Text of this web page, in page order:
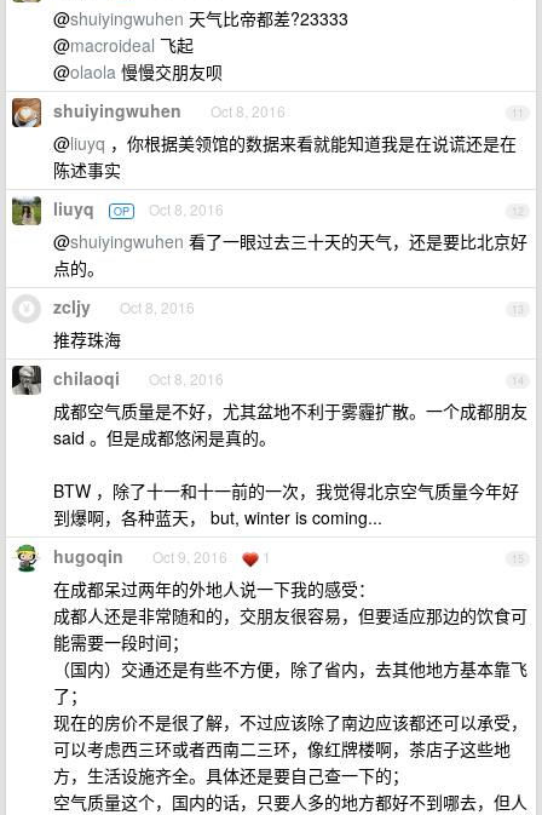
@shuiyingwuhen 天气比帝都差?23333
@macroideal 飞起
@olaola 慢慢交朋友呗
11
shuiyingwuhen Oct 8, 2016
@liuyq ，你根据美领馆的数据来看就能知道我是在说谎还是在
陈述事实
12
liuyq OP Oct 8, 2016
@shuiyingwuhen 看了一眼过去三十天的天气，还是要比北京好
点的。
13
zcljy Oct 8, 2016
推荐珠海
14
chilaoqi Oct 8, 2016
成都空气质量是不好，尤其盆地不利于雾霾扩散。一个成都朋友
said 。但是成都悠闲是真的。
BTW ，除了十一和十一前的一次，我觉得北京空气质量今年好
到爆啊，各种蓝天， but, winter is coming...
15
hugoqin Oct 9, 2016 1
在成都呆过两年的外地人说一下我的感受：
成都人还是非常随和的，交朋友很容易，但要适应那边的饮食可
能需要一段时间；
（国内）交通还是有些不方便，除了省内，去其他地方基本靠飞
了；
现在的房价不是很了解，不过应该除了南边应该都还可以承受，
可以考虑西三环或者西南二三环，像红牌楼啊，茶店子这些地
方，生活设施齐全。具体还是要自己查一下的；
空气质量这个，国内的话，只要人多的地方都好不到哪去，但人